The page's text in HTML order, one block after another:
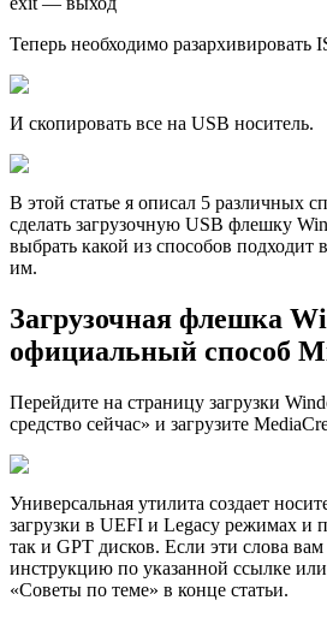
Теперь необходимо разархивировать
И скопировать все на USB носитель.
В этой статье я описал 5 различных
сделать загрузочную USB флешку
выбрать какой из способов подходит
им.
Загрузочная флешка
официальный способ
Перейдите на страницу загрузки
средство сейчас» и загрузите
Универсальная утилита создает
загрузки в UEFI и Legacy режимах и
так и GPT дисков. Если эти слова
инструкцию по указанной ссылке
«Советы по теме» в конце статьи.